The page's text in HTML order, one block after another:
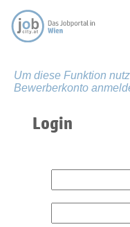
Um diese Funktion
Bewerberkonto
Login